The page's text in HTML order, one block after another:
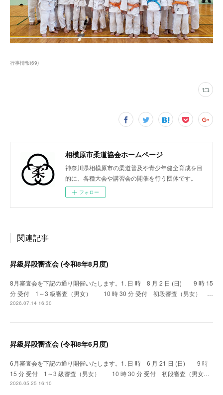
行事情報(69)
相模原市柔道協会ホームページ
神奈川県相模原市の柔道普及や青少年健全育成を目
的に、各種大会や講習会の開催を行う団体です。
フォロー
関連記事
昇級昇段審査会 (令和8年8月度)
8月審査会を下記の通り開催いたします。1. 日 時 8 月 2 日 (日) 9 時 15
分 受付 1～3 級審査（男女） 10 時 30 分 受付 初段審査（男女） …
2026.07.14 16:30
昇級昇段審査会 (令和8年6月度)
6月審査会を下記の通り開催いたします。1. 日 時 6 月 21 日 (日) 9 時
15 分 受付 1～3 級審査（男女） 10 時 30 分 受付 初段審査（男女…
2026.05.25 16:10